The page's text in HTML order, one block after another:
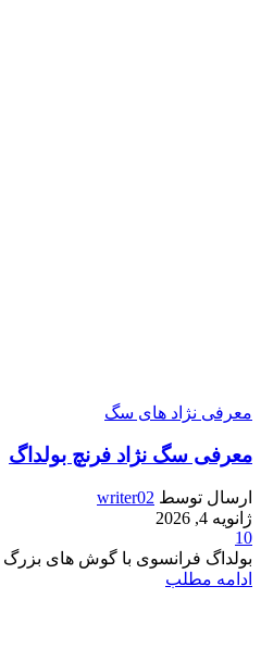
معرفی نژاد های سگ
معرفی سگ نژاد فرنچ بولداگ
ارسال توسط writer02
ژانویه 4, 2026
10
بولداگ فرانسوی با گوش‌ های
ادامه مطلب